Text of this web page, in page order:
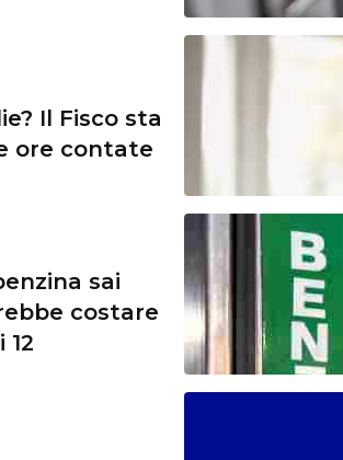
Il Fisco sta
ore contate
sai
costare